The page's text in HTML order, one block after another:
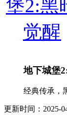
地下城堡
经典传承，
更新时间：2025-